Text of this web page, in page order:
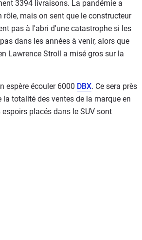
3394 livraisons. La pandémie a
rôle, mais on sent que le constructeur
pas à l'abri d'une catastrophe si les
dans les années à venir, alors que
Lawrence Stroll a misé gros sur la
espère écouler 6000 DBX. Ce sera près
totalité des ventes de la marque en
placés dans le SUV sont